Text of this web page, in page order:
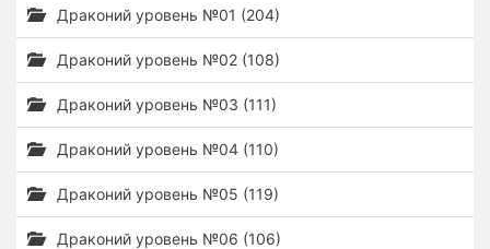
Драконий уровень №01 (204)
Драконий уровень №02 (108)
Драконий уровень №03 (111)
Драконий уровень №04 (110)
Драконий уровень №05 (119)
Драконий уровень №06 (106)